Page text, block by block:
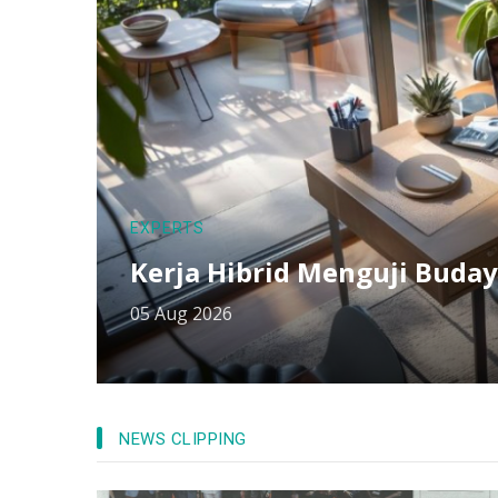
EXPERTS
Kerja Hibrid Menguji
05 Aug 2026
NEWS CLIPPING